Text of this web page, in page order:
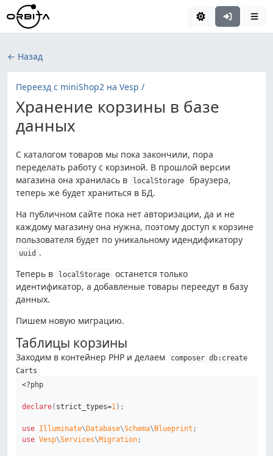
← Назад
Переезд с miniShop2 на Vesp /
Хранение корзины в базе
данных
С каталогом товаров мы пока закончили, пора
переделать работу с корзиной. В прошлой версии
магазина она хранилась в
localStorage
браузера,
теперь же будет храниться в БД.
На публичном сайте пока нет авторизации, да и не
каждому магазину она нужна, поэтому доступ к корзине
пользователя будет по уникальному идендификатору
uuid .
Теперь в
localStorage
останется только
идентификатор, а добавленые товары переедут в базу
данных.
Пишем новую миграцию.
Таблицы корзины
Заходим в контейнер PHP и делаем
composer db:create
Carts
<?php
declare( strict_types=1 ) ;
use Illuminate\Database\Schema\Blueprint ;
use Vesp\Services\Migration ;